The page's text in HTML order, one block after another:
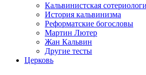
Кальвинистская
История кальвинизма
Реформатские богословы
Мартин Лютер
Жан Кальвин
Другие тесты
Церковь